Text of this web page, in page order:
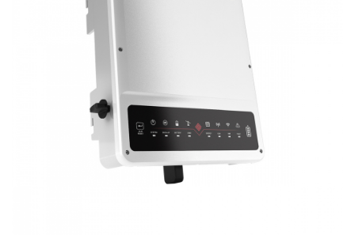
Fronius Reserva
Fronius Reserva Pro